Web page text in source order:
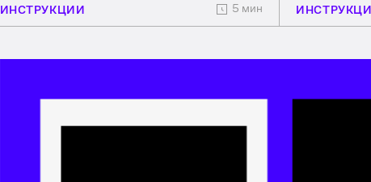
ИНСТРУКЦИИ 5 мин